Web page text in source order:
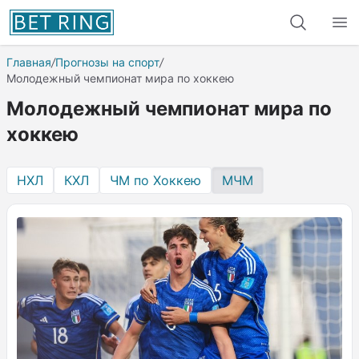
Главная/Прогнозы на спорт/
Молодежный чемпионат мира по хоккею
Молодежный чемпионат мира по
хоккею
НХЛ КХЛ ЧМ по Хоккею МЧМ